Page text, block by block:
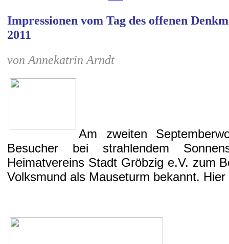
Impressionen vom Tag des offenen
2011
von Annekatrin Arndt
Am zweiten
Besucher bei strahlendem
Heimatvereins Stadt Gröbzig e.V. zum
Volksmund als Mauseturm bekannt.